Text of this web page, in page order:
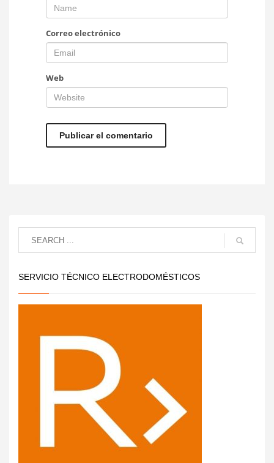
Correo electrónico
Web
SERVICIO TÉCNICO ELECTRODOMÉSTICOS